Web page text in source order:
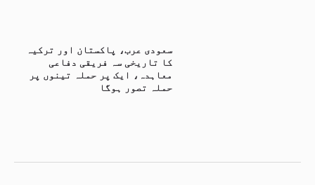
سعودی عرب، پاکستان اور ترکیہ
کا تاریخی سہ فریقی دفاعی
معاہدہ، ایک پر حملہ تینوں پر
حملہ تصور ہوگا